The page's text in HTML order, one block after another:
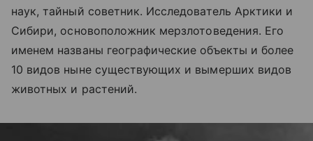
наук, тайный советник. Исследователь Арктики и
Сибири, основоположник мерзлотоведения. Его
именем названы географические объекты и более
10 видов ныне существующих и вымерших видов
животных и растений.